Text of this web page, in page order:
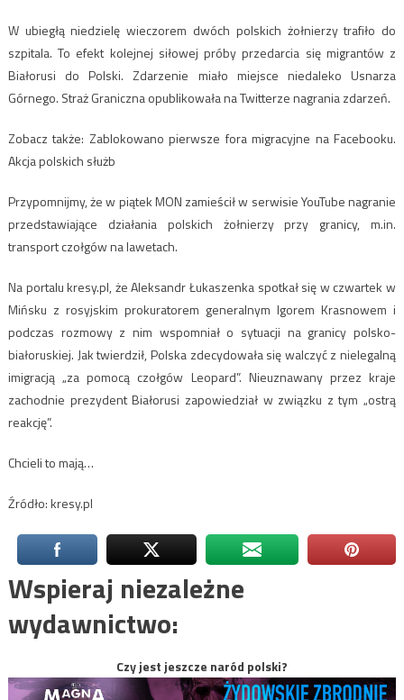
W ubiegłą niedzielę wieczorem dwóch polskich żołnierzy trafiło do
szpitala. To efekt kolejnej siłowej próby przedarcia się migrantów z
Białorusi do Polski. Zdarzenie miało miejsce niedaleko Usnarza
Górnego. Straż Graniczna opublikowała na Twitterze nagrania zdarzeń.
Zobacz także: Zablokowano pierwsze fora migracyjne na Facebooku.
Akcja polskich służb
Przypomnijmy, że w piątek MON zamieścił w serwisie YouTube nagranie
przedstawiające działania polskich żołnierzy przy granicy, m.in.
transport czołgów na lawetach.
Na portalu kresy.pl, że Aleksandr Łukaszenka spotkał się w czwartek w
Mińsku z rosyjskim prokuratorem generalnym Igorem Krasnowem i
podczas rozmowy z nim wspomniał o sytuacji na granicy polsko-
białoruskiej. Jak twierdził, Polska zdecydowała się walczyć z nielegalną
imigracją „za pomocą czołgów Leopard”. Nieuznawany przez kraje
zachodnie prezydent Białorusi zapowiedział w związku z tym „ostrą
reakcję”.
Chcieli to mają…
Źródło: kresy.pl
Wspieraj niezależne
wydawnictwo:
Czy jest jeszcze naród polski?